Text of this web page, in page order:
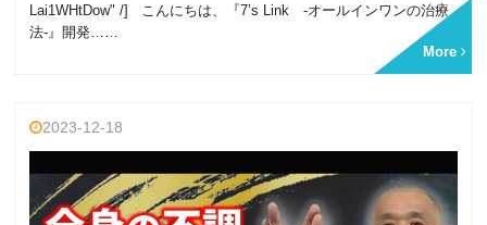
Lai1WHtDow" /] こんにちは、『7’s Link -オールインワンの治療
法-』開発……
More
2023-12-18